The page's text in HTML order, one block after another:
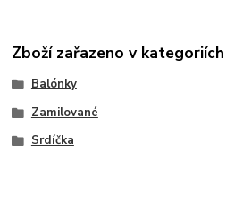
Zboží zařazeno v kategoriích
Balónky
Zamilované
Srdíčka